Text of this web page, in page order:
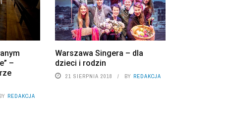
–
REDAKCJA
Warszawa Singera – dla
dzieci i rodzin
21 SIERPNIA 2018 BY REDAKCJA